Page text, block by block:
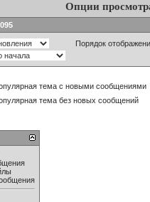
Опции
Порядок
тема с новыми сообщениями
тема без новых сообщений